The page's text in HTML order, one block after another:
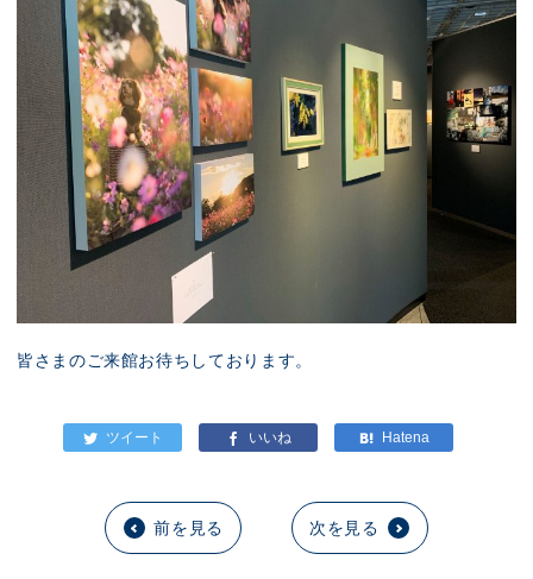
皆さまのご来館お待ちしております。
前を見る 次を見る